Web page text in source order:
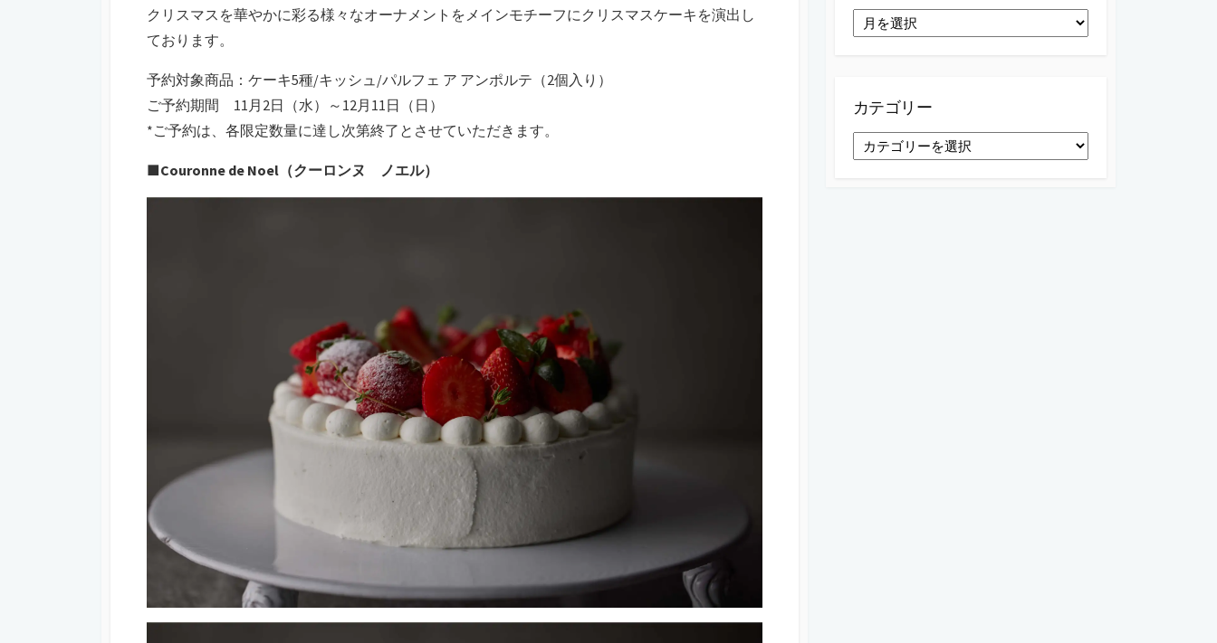
クリスマスを華やかに彩る様々なオーナメントをメインモチーフにクリスマスケーキを演出し
ております。
予約対象商品：ケーキ5種/キッシュ/パルフェ ア アンポルテ（2個入り）
ご予約期間 11月2日（水）～12月11日（日）
*ご予約は、各限定数量に達し次第終了とさせていただきます。
■Couronne de Noel（クーロンヌ ノエル）
ア
ー
カテゴリー
カ
テ